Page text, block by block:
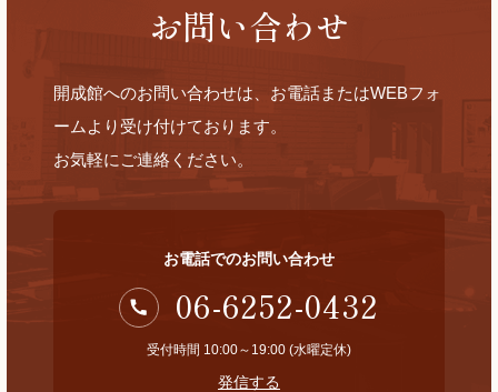
お問い合わせ
開成館へのお問い合わせは、お電話またはWEBフォ
ームより受け付けております。
お気軽にご連絡ください。
お電話でのお問い合わせ
06-6252-0432
受付時間 10:00～19:00 (水曜定休)
発信する